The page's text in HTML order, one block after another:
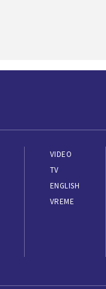
VIDEO
TV
ENGLISH
VREME